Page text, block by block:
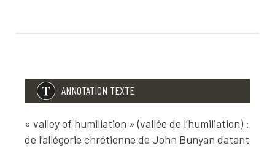
ANNOTATION TEXTE
« valley of humiliation » (vallée de l’humiliation) :
de l’allégorie chrétienne de John Bunyan datant